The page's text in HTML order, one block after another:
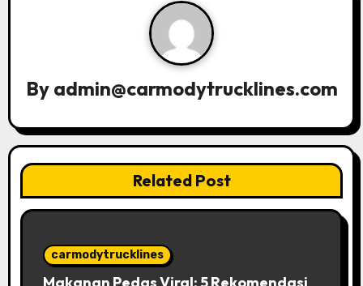
g
t
o
By admin@carmodytrucklines.com
Related Post
carmodytrucklines